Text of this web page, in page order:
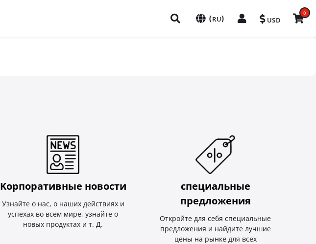
(RU) USD
0
Kорпоративные новости
Узнайте о нас, о наших действиях и
успехах во всем мире, узнайте о
новых продуктах и т. Д.
специальные
предложения
Откройте для себя специальные
предложения и найдите лучшие
цены на рынке для всех